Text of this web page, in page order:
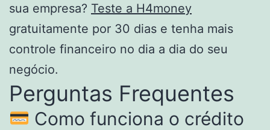
sua empresa? Teste a H4money
gratuitamente por 30 dias e tenha mais
controle financeiro no dia a dia do seu
negócio.
Perguntas Frequentes
Como funciona o crédito